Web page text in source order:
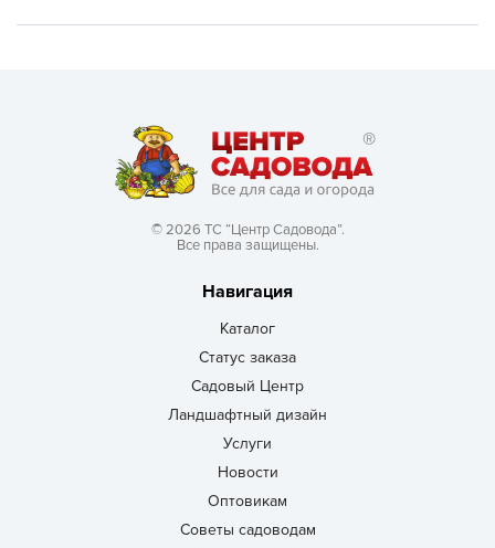
© 2026 ТС “Центр Садовода”.
Все права защищены.
Навигация
Каталог
Статус заказа
Садовый Центр
Ландшафтный дизайн
Услуги
Новости
Оптовикам
Советы садоводам